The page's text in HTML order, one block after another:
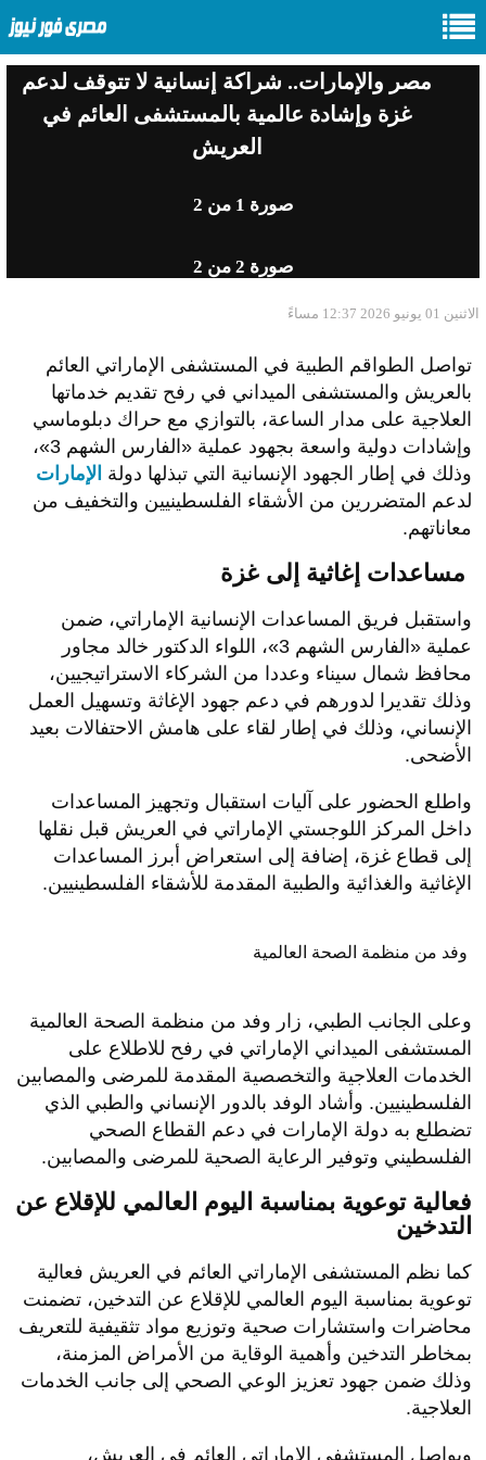
مصر والإمارات.. شراكة إنسانية لا تتوقف لدعم
غزة وإشادة عالمية بالمستشفى العائم في
العريش
صورة 1 من 2
صورة 2 من 2
الاثنين 01 يونيو 2026 12:37 مساءً
تواصل الطواقم الطبية في المستشفى الإماراتي العائم
بالعريش والمستشفى الميداني في رفح تقديم خدماتها
العلاجية على مدار الساعة، بالتوازي مع حراك دبلوماسي
وإشادات دولية واسعة بجهود عملية «الفارس الشهم 3»،
وذلك في إطار الجهود الإنسانية التي تبذلها دولة الإمارات
لدعم المتضررين من الأشقاء الفلسطينيين والتخفيف من
معاناتهم.
واستقبل فريق المساعدات الإنسانية الإماراتي، ضمن
عملية «الفارس الشهم 3»، اللواء الدكتور خالد مجاور
محافظ شمال سيناء وعددا من الشركاء الاستراتيجيين،
وذلك تقديرا لدورهم في دعم جهود الإغاثة وتسهيل العمل
الإنساني، وذلك في إطار لقاء على هامش الاحتفالات بعيد
الأضحى.
واطلع الحضور على آليات استقبال وتجهيز المساعدات
داخل المركز اللوجستي الإماراتي في العريش قبل نقلها
إلى قطاع غزة، إضافة إلى استعراض أبرز المساعدات
الإغاثية والغذائية والطبية المقدمة للأشقاء الفلسطينيين.
وعلى الجانب الطبي، زار وفد من منظمة الصحة العالمية
المستشفى الميداني الإماراتي في رفح للاطلاع على
الخدمات العلاجية والتخصصية المقدمة للمرضى والمصابين
الفلسطينيين. وأشاد الوفد بالدور الإنساني والطبي الذي
تضطلع به دولة الإمارات في دعم القطاع الصحي
الفلسطيني وتوفير الرعاية الصحية للمرضى والمصابين.
فعالية توعوية بمناسبة اليوم العالمي للإقلاع عن
التدخين
كما نظم المستشفى الإماراتي العائم في العريش فعالية
توعوية بمناسبة اليوم العالمي للإقلاع عن التدخين، تضمنت
محاضرات واستشارات صحية وتوزيع مواد تثقيفية للتعريف
بمخاطر التدخين وأهمية الوقاية من الأمراض المزمنة،
وذلك ضمن جهود تعزيز الوعي الصحي إلى جانب الخدمات
العلاجية.
ويواصل المستشفى الإماراتي العائم في العريش،